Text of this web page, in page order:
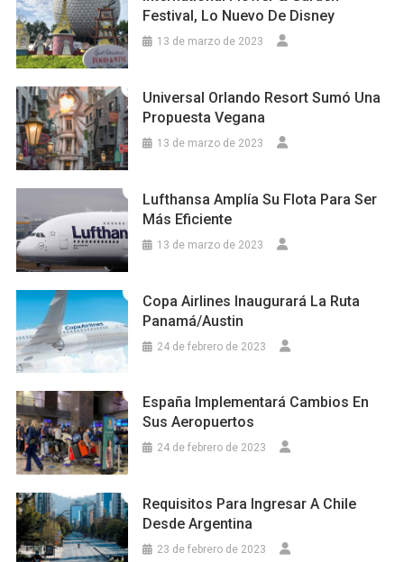
Festival, Lo Nuevo De Disney
13 de marzo de 2023
Universal Orlando Resort Sumó Una
Propuesta Vegana
13 de marzo de 2023
Lufthansa Amplía Su Flota Para Ser
Más Eficiente
13 de marzo de 2023
Copa Airlines Inaugurará La Ruta
Panamá/Austin
24 de febrero de 2023
España Implementará Cambios En
Sus Aeropuertos
24 de febrero de 2023
Requisitos Para Ingresar A Chile
Desde Argentina
23 de febrero de 2023